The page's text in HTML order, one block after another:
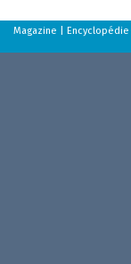
Magazine |Encyclopédie